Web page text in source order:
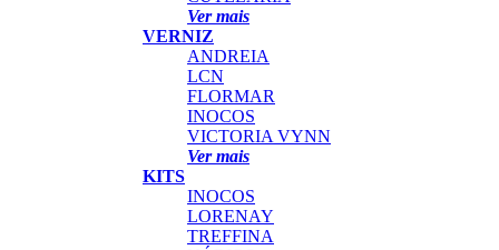
Ver mais
VERNIZ
ANDREIA
LCN
FLORMAR
INOCOS
VICTORIA VYNN
Ver mais
KITS
INOCOS
LORENAY
TREFFINA